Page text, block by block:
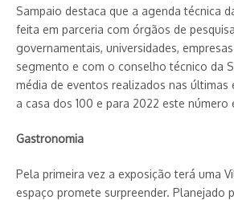
Sampaio destaca que a agenda técnica
feita em parceria com órgãos de
governamentais, universidades,
segmento e com o conselho técnico da
média de eventos realizados nas últimas
a casa dos 100 e para 2022 este número
Gastronomia
Pela primeira vez a exposição terá uma
espaço promete surpreender. Planejado